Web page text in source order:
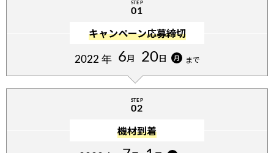
NIKKOR Z 24-70mm f/2.8 S
詳細はこちら
STEP
01
キャンペーン応募締切
2022 年 6月 20日 月 まで
STEP
02
機材到着